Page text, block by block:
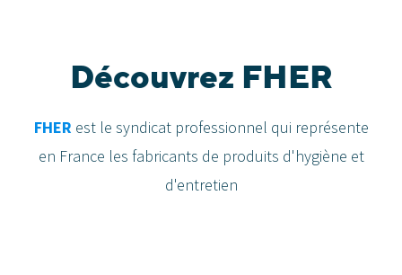
Découvrez FHER
FHER est le syndicat professionnel qui représente
en France les fabricants de produits d'hygiène et
d'entretien